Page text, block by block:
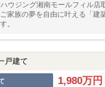
ハウジング湘南モールフィル店
家族の夢を自由に叶える「建
。
戸建て
1,980万円